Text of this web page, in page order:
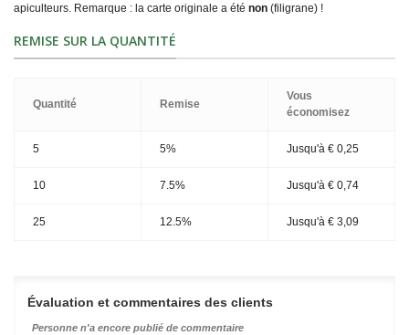
apiculteurs. Remarque : la carte originale a été non (filigrane) !
REMISE SUR LA QUANTITÉ
Quantité Remise
Vous
économisez
5 5% Jusqu'à € 0,25
10 7.5% Jusqu'à € 0,74
25 12.5% Jusqu'à € 3,09
Évaluation et commentaires des clients
Personne n'a encore publié de commentaire